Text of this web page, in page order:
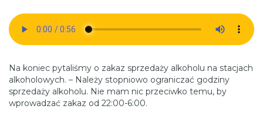
Na koniec pytaliśmy o zakaz sprzedaży alkoholu na stacjach
alkoholowych. – Należy stopniowo ograniczać godziny
sprzedaży alkoholu. Nie mam nic przeciwko temu, by
wprowadzać zakaz od 22:00-6:00.